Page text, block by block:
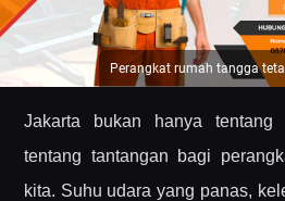
Perangkat rumah tangga
Jakarta bukan hanya tentang
tentang tantangan bagi
kita. Suhu udara yang panas,